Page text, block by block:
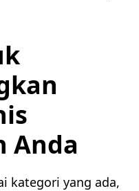
Anda
kategori yang ada,